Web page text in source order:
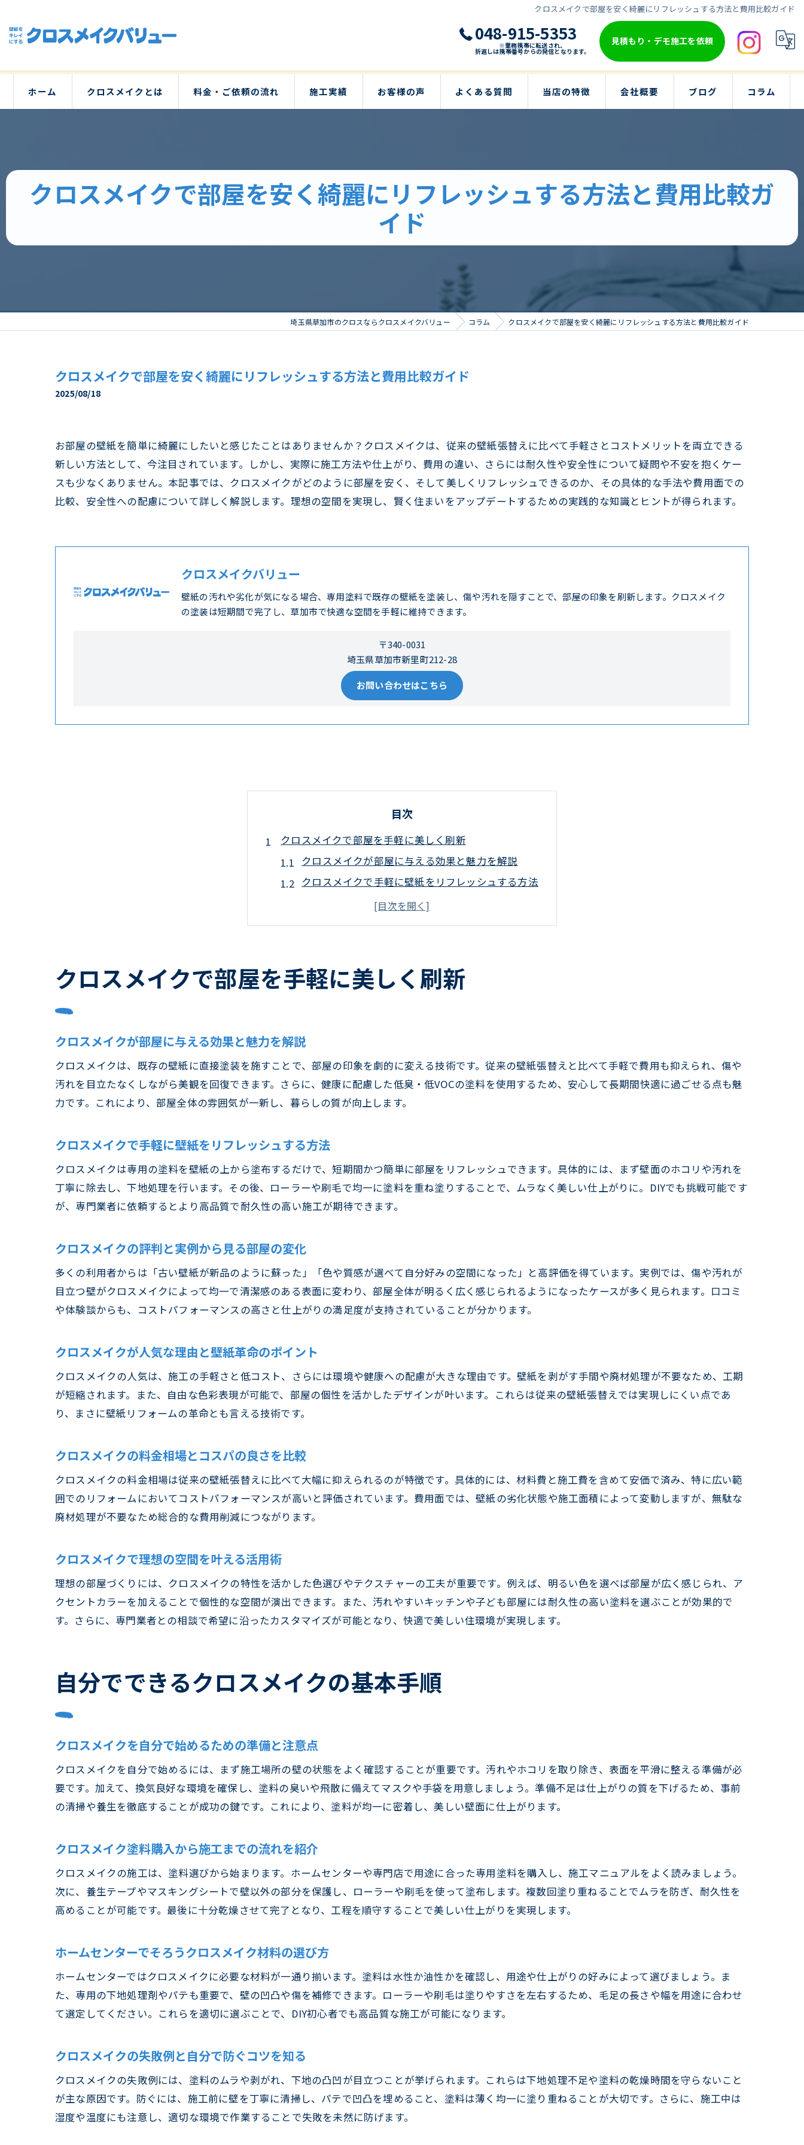
クロスメイクで部屋を安く綺麗にリフレッシュする方法と費用比較ガイド
048-915-5353
※業務携帯に転送され、
折返しは携帯番号からの発信となります。
見積もり・デモ施工を依頼
ホーム クロスメイクとは 料金・ご依頼の流れ 施工実績 お客様の声 よくある質問 当店の特徴
戸建て
寝室
会社概要 ブログ コラム
クロスメイクで部屋を安く綺麗にリフレッシュする方法と費用比較ガ
イド
埼玉県草加市のクロスならクロスメイクバリュー コラム クロスメイクで部屋を安く綺麗にリフレッシュする方法と費用比較ガイド
クロスメイクで部屋を安く綺麗にリフレッシュする方法と費用比較ガイド
2025/08/18
お部屋の壁紙を簡単に綺麗にしたいと感じたことはありませんか？クロスメイクは、従来の壁紙張替えに比べて手軽さとコストメリットを両立できる
新しい方法として、今注目されています。しかし、実際に施工方法や仕上がり、費用の違い、さらには耐久性や安全性について疑問や不安を抱くケー
スも少なくありません。本記事では、クロスメイクがどのように部屋を安く、そして美しくリフレッシュできるのか、その具体的な手法や費用面での
比較、安全性への配慮について詳しく解説します。理想の空間を実現し、賢く住まいをアップデートするための実践的な知識とヒントが得られます。
クロスメイクバリュー
壁紙の汚れや劣化が気になる場合、専用塗料で既存の壁紙を塗装し、傷や汚れを隠すことで、部屋の印象を刷新します。クロスメイク
の塗装は短期間で完了し、草加市で快適な空間を手軽に維持できます。
〒340-0031
埼玉県草加市新里町212-28
お問い合わせはこちら
目次
クロスメイクで部屋を手軽に美しく刷新
クロスメイクが部屋に与える効果と魅力を解説
クロスメイクで手軽に壁紙をリフレッシュする方法
クロスメイクの評判と実例から見る部屋の変化
クロスメイクが人気な理由と壁紙革命のポイント
クロスメイクで理想の空間を叶える活用術
自分でできるクロスメイクの基本手順
ホームセンターでそろうクロスメイク材料の選び方
クロスメイクの失敗例と自分で防ぐコツを知る
クロスメイクでDIY初心者も安心の基本手順解説
自分でクロスメイクする際のよくある疑問と解決法
クロスメイクは何年持つのか実際の耐久性を検証
クロスメイク施工後の持続年数とメンテナンス法
クロスメイクの耐久力と壁紙状態の関係を解説
クロスメイクと従来工法の耐久性比較とポイント
気になるクロスメイクのデメリット解説
クロスメイクのデメリットと注意すべき点を解説
クロスメイクのメリットだけでなく弱点も知ろう
クロスメイクと塗装どちらが安いか徹底比較
クロスメイクの費用と塗装料金の違いを解説
クロスメイクと塗装のコスパ比較と選び方のコツ
ホームセンターで選ぶクロスメイク材料のポイント
クロスメイクに必要な塗料購入と選び方のコツ
クロスメイク材料選びで迷わないための基礎知識
クロスメイクの自分で施工に役立つ材料情報
クロスメイクの失敗例と成功させるためのコツ
クロスメイク施工で避けたい注意ポイントを紹介
クロスメイクの自分での施工時に気をつけたい点
クロスメイクの評判から学ぶ失敗しない方法
クロスメイクのDIYでも安心の失敗対策術
クロスメイクで安全・健康な空間を実現
クロスメイクで安全性や健康に配慮した部屋作り
クロスメイクがもたらす環境と健康へのメリット
クロスメイクで健康リスクを減らす施工法
クロスメイク施工時に気をつけたい衛生面対策
クロスメイクで快適な室内環境を維持する方法
クロスメイクで部屋を手軽に美しく刷新
クロスメイクが部屋に与える効果と魅力を解説
クロスメイクは、既存の壁紙に直接塗装を施すことで、部屋の印象を劇的に変える技術です。従来の壁紙張替えと比べて手軽で費用も抑えられ、傷や
汚れを目立たなくしながら美観を回復できます。さらに、健康に配慮した低臭・低VOCの塗料を使用するため、安心して長期間快適に過ごせる点も魅
力です。これにより、部屋全体の雰囲気が一新し、暮らしの質が向上します。
クロスメイクで手軽に壁紙をリフレッシュする方法
クロスメイクは専用の塗料を壁紙の上から塗布するだけで、短期間かつ簡単に部屋をリフレッシュできます。具体的には、まず壁面のホコリや汚れを
丁寧に除去し、下地処理を行います。その後、ローラーや刷毛で均一に塗料を重ね塗りすることで、ムラなく美しい仕上がりに。DIYでも挑戦可能です
が、専門業者に依頼するとより高品質で耐久性の高い施工が期待できます。
クロスメイクの評判と実例から見る部屋の変化
多くの利用者からは「古い壁紙が新品のように蘇った」「色や質感が選べて自分好みの空間になった」と高評価を得ています。実例では、傷や汚れが
目立つ壁がクロスメイクによって均一で清潔感のある表面に変わり、部屋全体が明るく広く感じられるようになったケースが多く見られます。口コミ
や体験談からも、コストパフォーマンスの高さと仕上がりの満足度が支持されていることが分かります。
クロスメイクが人気な理由と壁紙革命のポイント
クロスメイクの人気は、施工の手軽さと低コスト、さらには環境や健康への配慮が大きな理由です。壁紙を剥がす手間や廃材処理が不要なため、工期
が短縮されます。また、自由な色彩表現が可能で、部屋の個性を活かしたデザインが叶います。これらは従来の壁紙張替えでは実現しにくい点であ
り、まさに壁紙リフォームの革命とも言える技術です。
クロスメイクの料金相場とコスパの良さを比較
クロスメイクの料金相場は従来の壁紙張替えに比べて大幅に抑えられるのが特徴です。具体的には、材料費と施工費を含めて安価で済み、特に広い範
囲でのリフォームにおいてコストパフォーマンスが高いと評価されています。費用面では、壁紙の劣化状態や施工面積によって変動しますが、無駄な
廃材処理が不要なため総合的な費用削減につながります。
クロスメイクで理想の空間を叶える活用術
理想の部屋づくりには、クロスメイクの特性を活かした色選びやテクスチャーの工夫が重要です。例えば、明るい色を選べば部屋が広く感じられ、ア
クセントカラーを加えることで個性的な空間が演出できます。また、汚れやすいキッチンや子ども部屋には耐久性の高い塗料を選ぶことが効果的で
す。さらに、専門業者との相談で希望に沿ったカスタマイズが可能となり、快適で美しい住環境が実現します。
自分でできるクロスメイクの基本手順
クロスメイクを自分で始めるための準備と注意点
クロスメイクを自分で始めるには、まず施工場所の壁の状態をよく確認することが重要です。汚れやホコリを取り除き、表面を平滑に整える準備が必
要です。加えて、換気良好な環境を確保し、塗料の臭いや飛散に備えてマスクや手袋を用意しましょう。準備不足は仕上がりの質を下げるため、事前
の清掃や養生を徹底することが成功の鍵です。これにより、塗料が均一に密着し、美しい壁面に仕上がります。
クロスメイク塗料購入から施工までの流れを紹介
クロスメイクの施工は、塗料選びから始まります。ホームセンターや専門店で用途に合った専用塗料を購入し、施工マニュアルをよく読みましょう。
次に、養生テープやマスキングシートで壁以外の部分を保護し、ローラーや刷毛を使って塗布します。複数回塗り重ねることでムラを防ぎ、耐久性を
高めることが可能です。最後に十分乾燥させて完了となり、工程を順守することで美しい仕上がりを実現します。
ホームセンターでそろうクロスメイク材料の選び方
ホームセンターではクロスメイクに必要な材料が一通り揃います。塗料は水性か油性かを確認し、用途や仕上がりの好みによって選びましょう。ま
た、専用の下地処理剤やパテも重要で、壁の凹凸や傷を補修できます。ローラーや刷毛は塗りやすさを左右するため、毛足の長さや幅を用途に合わせ
て選定してください。これらを適切に選ぶことで、DIY初心者でも高品質な施工が可能になります。
クロスメイクの失敗例と自分で防ぐコツを知る
クロスメイクの失敗例には、塗料のムラや剥がれ、下地の凸凹が目立つことが挙げられます。これらは下地処理不足や塗料の乾燥時間を守らないこと
が主な原因です。防ぐには、施工前に壁を丁寧に清掃し、パテで凹凸を埋めること、塗料は薄く均一に塗り重ねることが大切です。さらに、施工中は
湿度や温度にも注意し、適切な環境で作業することで失敗を未然に防げます。